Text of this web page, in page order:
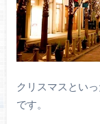
クリスマスとい
です。